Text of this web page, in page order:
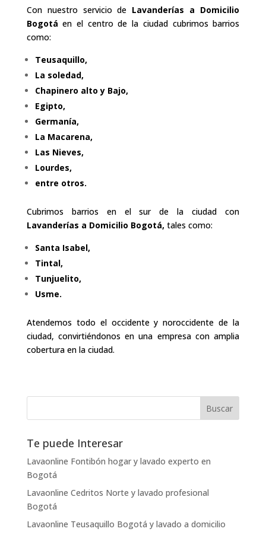
Con nuestro servicio de Lavanderías a Domicilio
Bogotá en el centro de la ciudad cubrimos barrios
como:
Teusaquillo,
La soledad,
Chapinero alto y Bajo,
Egipto,
Germanía,
La Macarena,
Las Nieves,
Lourdes,
entre otros.
Cubrimos barrios en el sur de la ciudad con
Lavanderías a Domicilio Bogotá, tales como:
Santa Isabel,
Tintal,
Tunjuelito,
Usme.
Atendemos todo el occidente y noroccidente de la
ciudad, convirtiéndonos en una empresa con amplia
cobertura en la ciudad.
Te puede Interesar
Lavaonline Fontibón hogar y lavado experto en
Bogotá
Lavaonline Cedritos Norte y lavado profesional
Bogotá
Lavaonline Teusaquillo Bogotá y lavado a domicilio